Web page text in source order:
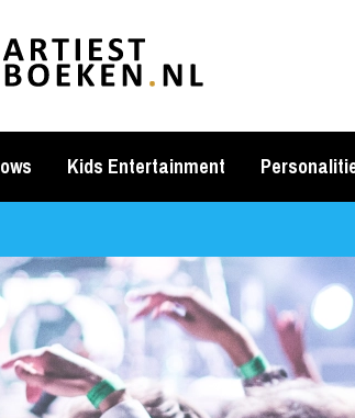
Kids Entertainment